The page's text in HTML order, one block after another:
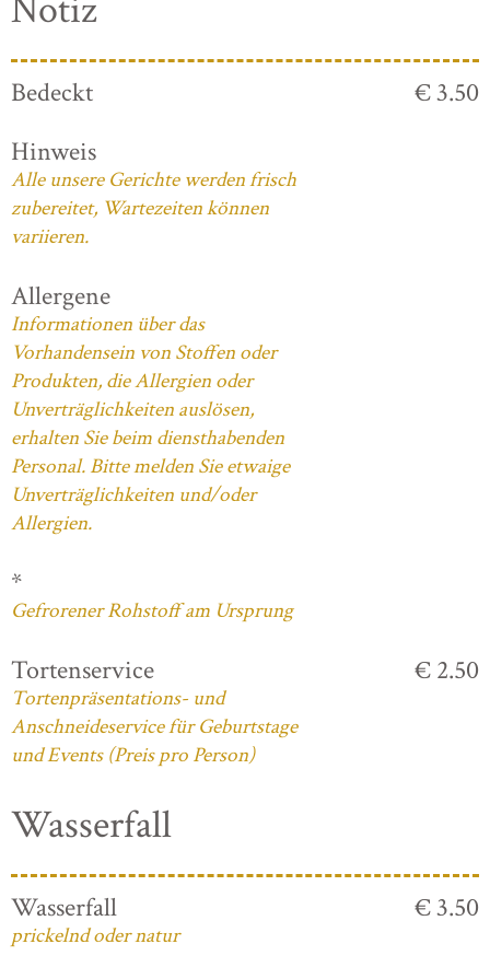
Notiz
Bedeckt
€ 3.50
Hinweis
Alle unsere Gerichte werden frisch
zubereitet, Wartezeiten können
variieren.
Allergene
Informationen über das
Vorhandensein von Stoffen oder
Produkten, die Allergien oder
Unverträglichkeiten auslösen,
erhalten Sie beim diensthabenden
Personal. Bitte melden Sie etwaige
Unverträglichkeiten und/oder
Allergien.
*
Gefrorener Rohstoff am Ursprung
Tortenservice
Tortenpräsentations- und
Anschneideservice für Geburtstage
und Events (Preis pro Person)
€ 2.50
Wasserfall
Wasserfall
prickelnd oder natur
€ 3.50